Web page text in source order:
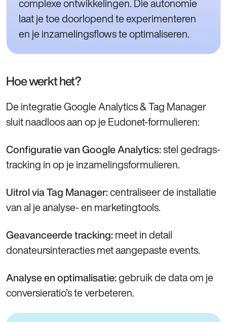
complexe ontwikkelingen. Die autonomie
laat je toe doorlopend te experimenteren
en je inzamelingsflows te optimaliseren.
Hoe werkt het?
De integratie Google Analytics & Tag Manager
sluit naadloos aan op je Eudonet‑formulieren:
Configuratie van Google Analytics:stel gedrags­
tracking in op je inzamelingsformulieren.
Uitrol via Tag Manager:centraliseer de installatie
van al je analyse‑ en marketingtools.
Geavanceerde tracking: meet in detail
donateursinteracties met aangepaste events.
Analyse en optimalisatie:gebruik de data om je
conversieratio’s te verbeteren.